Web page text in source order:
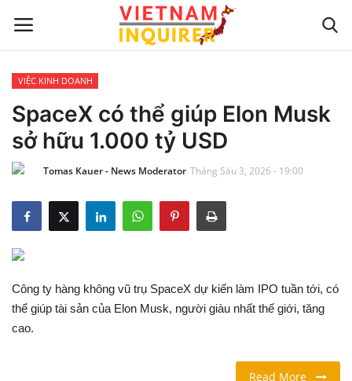
Trang chủ
Liên hệ
CẬP NHẬT
CÔNG NGHỆ
VIỆC KINH DOANH
SpaceX có thể giúp Elon Musk
sở hữu 1.000 tỷ USD
Tomas Kauer - News Moderator Tháng Sáu 3, 2026 - 19:00
Công ty hàng không vũ trụ SpaceX dự kiến làm IPO tuần tới, có
thể giúp tài sản của Elon Musk, người giàu nhất thế giới, tăng
cao.
Read More